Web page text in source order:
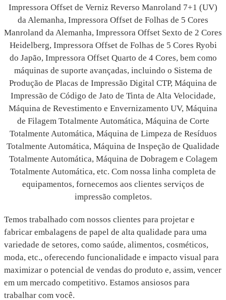
Impressora Offset de Verniz Reverso Manroland 7+1 (UV)
da Alemanha, Impressora Offset de Folhas de 5 Cores
Manroland da Alemanha, Impressora Offset Sexto de 2 Cores
Heidelberg, Impressora Offset de Folhas de 5 Cores Ryobi
do Japão, Impressora Offset Quarto de 4 Cores, bem como
máquinas de suporte avançadas, incluindo o Sistema de
Produção de Placas de Impressão Digital CTP, Máquina de
Impressão de Código de Jato de Tinta de Alta Velocidade,
Máquina de Revestimento e Envernizamento UV, Máquina
de Filagem Totalmente Automática, Máquina de Corte
Totalmente Automática, Máquina de Limpeza de Resíduos
Totalmente Automática, Máquina de Inspeção de Qualidade
Totalmente Automática, Máquina de Dobragem e Colagem
Totalmente Automática, etc. Com nossa linha completa de
equipamentos, fornecemos aos clientes serviços de
impressão completos.
Temos trabalhado com nossos clientes para projetar e
fabricar embalagens de papel de alta qualidade para uma
variedade de setores, como saúde, alimentos, cosméticos,
moda, etc., oferecendo funcionalidade e impacto visual para
maximizar o potencial de vendas do produto e, assim, vencer
em um mercado competitivo. Estamos ansiosos para
trabalhar com você.